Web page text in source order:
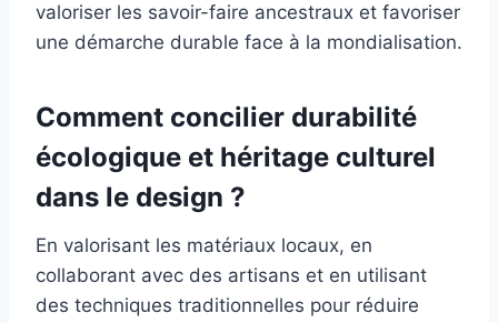
valoriser les savoir-faire ancestraux et favoriser
une démarche durable face à la mondialisation.
Comment concilier durabilité
écologique et héritage culturel
dans le design ?
En valorisant les matériaux locaux, en
collaborant avec des artisans et en utilisant
des techniques traditionnelles pour réduire